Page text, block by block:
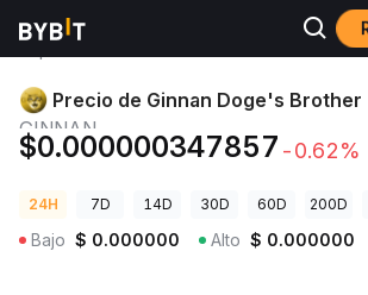
Precios de
Precio de Ginnan
Precio de Ginnan Doge's Brother
GINNAN
$0.000000347857 -0.62%
24H 7D 14D 30D 60D 200D
Bajo $ 0.000000 Alto $ 0.000000